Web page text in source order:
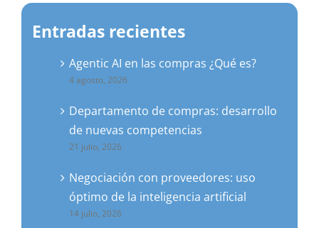
Entradas recientes
Agentic AI en las compras ¿Qué es?
4 agosto, 2026
Departamento de compras: desarrollo
de nuevas competencias
21 julio, 2026
Negociación con proveedores: uso
óptimo de la inteligencia artificial
14 julio, 2026